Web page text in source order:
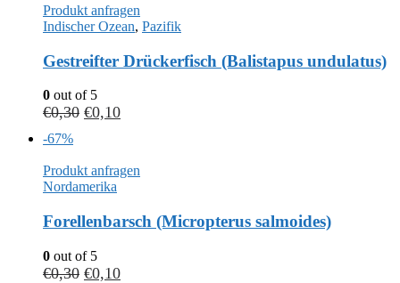
Produkt anfragen
Indischer Ozean, Pazifik
Gestreifter Drückerfisch (Balistapus undulatus)
0 out of 5
€0,30 €0,10
-67%
Produkt anfragen
Nordamerika
Forellenbarsch (Micropterus salmoides)
0 out of 5
€0,30 €0,10